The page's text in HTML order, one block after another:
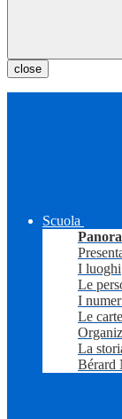
close
Scuola
I luoghi
Le
I
Le
La
Bérard